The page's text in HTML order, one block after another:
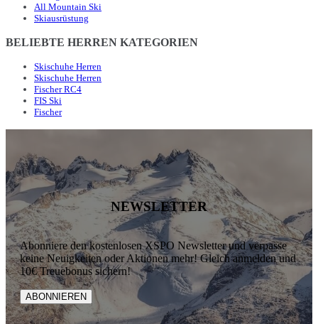
All Mountain Ski
Skiausrüstung
BELIEBTE HERREN KATEGORIEN
Skischuhe Herren
Skischuhe Herren
Fischer RC4
FIS Ski
Fischer
NEWSLETTER
Abonniere den kostenlosen XSPO Newsletter und verpasse
keine Neuigkeiten oder Aktionen mehr! Gleich anmelden und
10€ Treuebonus sichern!
ABONNIEREN